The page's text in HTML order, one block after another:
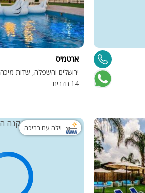
ארטמיס
ירושלים והשפלה, שדות מיכה
14 חדרים
וילה עם בריכה